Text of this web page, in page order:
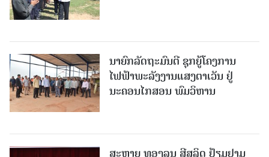
ນາຍົກລັດຖະມົນຕີ ຊຸກຍູ້ໂຄງການ
ໄຟຟ້າພະລັງງານແສງຕາເວັນ ຢູ່
ນະຄອນໄກສອນ ພົມວິຫານ